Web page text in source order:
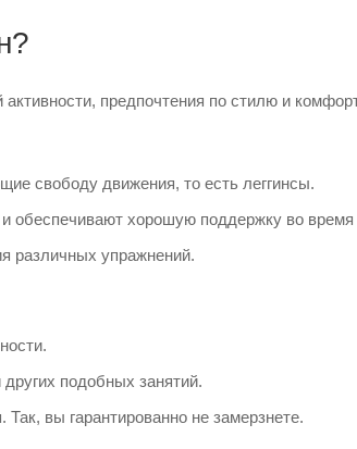
предпочтения по стилю и
свободу движения, то есть леггинсы.
обеспечивают хорошую поддержку во
различных упражнений.
подобных занятий.
вы гарантированно не замерзнете.